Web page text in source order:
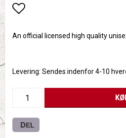
An official licensed high quality
Levering: Sendes indenfor 4-10
DEL